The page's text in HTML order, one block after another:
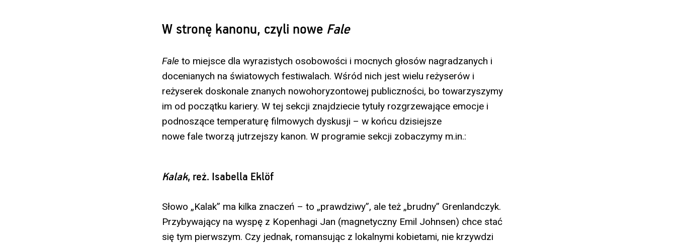
W stronę kanonu, czyli nowe Fale
Fale to miejsce dla wyrazistych osobowości i mocnych głosów nagradzanych i
docenianych na światowych festiwalach. Wśród nich jest wielu reżyserów i
reżyserek doskonale znanych nowohoryzontowej publiczności, bo towarzyszymy
im od początku kariery. W tej sekcji znajdziecie tytuły rozgrzewające emocje i
podnoszące temperaturę filmowych dyskusji – w końcu dzisiejsze
nowe fale tworzą jutrzejszy kanon. W programie sekcji zobaczymy m.in.:
Kalak, reż. Isabella Eklöf
Słowo „Kalak” ma kilka znaczeń – to „prawdziwy”, ale też „brudny” Grenlandczyk.
Przybywający na wyspę z Kopenhagi Jan (magnetyczny Emil Johnsen) chce stać
się tym pierwszym. Czy jednak, romansując z lokalnymi kobietami, nie krzywdzi